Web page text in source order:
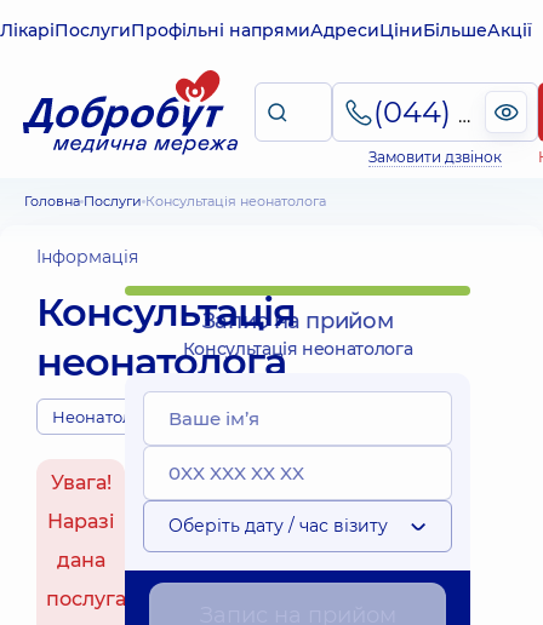
ЛікаріПослугиПрофільні напрямиАдресиЦіниБільшеАкції
(044) 495-2-888
Замовити дзвінок
Головна Послуги Консультація неонатолога
Інформація
Консультація
неонатолога
Неонатологи
Увага!
Наразі
дана
послуга
Запис на прийом
Консультація неонатолога
Оберіть дату / час візиту